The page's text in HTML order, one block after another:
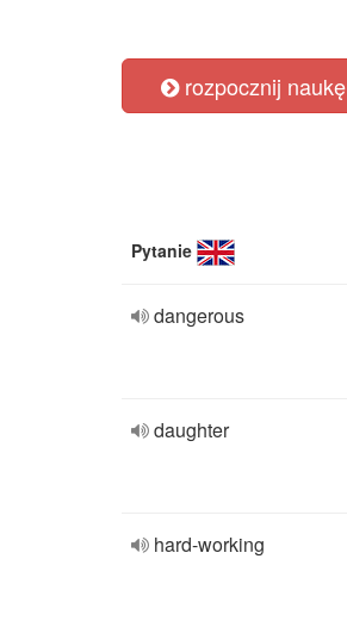
rozpocznij naukę
Pytanie
dangerous
daughter
hard-working